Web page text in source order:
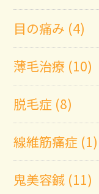
目の痛み (4)
薄毛治療 (10)
脱毛症 (8)
線維筋痛症 (1)
鬼美容鍼 (11)